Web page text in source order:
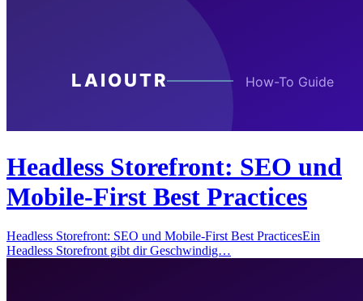
Headless Storefront: SEO und
Mobile-First Best Practices
Headless Storefront: SEO und Mobile-First Best PracticesEin
Headless Storefront gibt dir Geschwindig…